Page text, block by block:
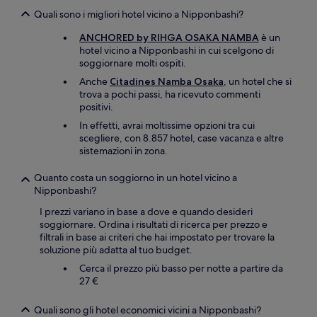
Quali sono i migliori hotel vicino a Nipponbashi?
ANCHORED by RIHGA OSAKA NAMBAè un
hotel vicino a Nipponbashi in cui scelgono di
soggiornare molti ospiti.
Anche Citadines Namba Osaka, un hotel che si
trova a pochi passi, ha ricevuto commenti
positivi.
In effetti, avrai moltissime opzioni tra cui
scegliere, con 8.857 hotel, case vacanza e altre
sistemazioni in zona.
Quanto costa un soggiorno in un hotel vicino a
Nipponbashi?
I prezzi variano in base a dove e quando desideri
soggiornare. Ordina i risultati di ricerca per prezzo e
filtrali in base ai criteri che hai impostato per trovare la
soluzione più adatta al tuo budget.
Cerca il prezzo più basso per notte a partire da
27 €
Quali sono gli hotel economici vicini a Nipponbashi?